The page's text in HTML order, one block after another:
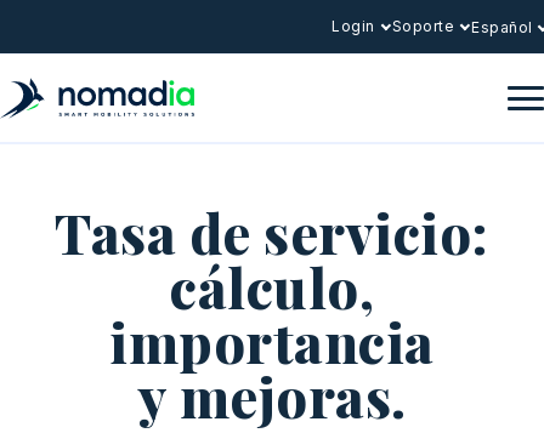
Login Soporte Español
Tasa de servicio:
cálculo,
importancia
y mejoras.